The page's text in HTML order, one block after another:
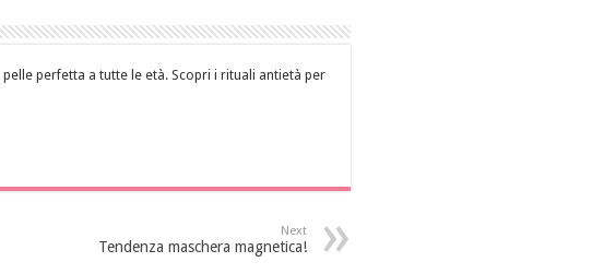
perfetta a tutte le età. Scopri i rituali antietà per
Next
Tendenza maschera magnetica!